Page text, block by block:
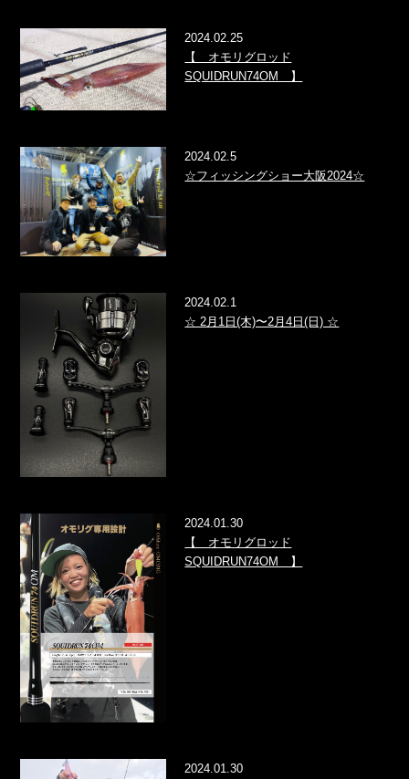
2024.02.25
【 オモリグロッド
SQUIDRUN74OM 】
2024.02.5
☆フィッシングショー大阪2024☆
2024.02.1
☆ 2月1日(木)〜2月4日(日) ☆
2024.01.30
【 オモリグロッド
SQUIDRUN74OM 】
2024.01.30